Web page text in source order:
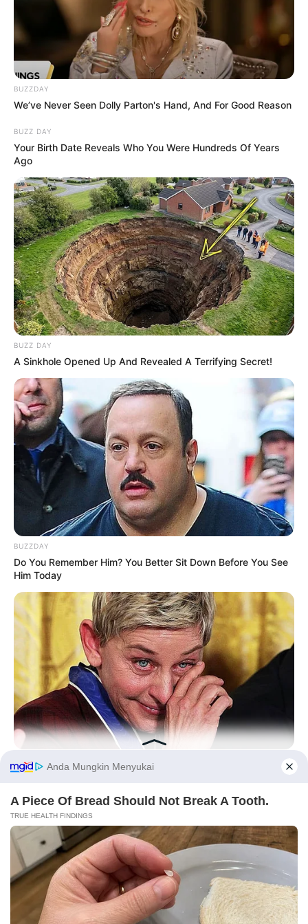
LIHAT ARTIKEL LAINNYA
BUZZDAY
We’ve Never Seen Dolly Parton's Hand, And For Good Reason
BUZZ DAY
Your Birth Date Reveals Who You Were Hundreds Of Years
Ago
BUZZ DAY
A Sinkhole Opened Up And Revealed A Terrifying Secret!
BUZZDAY
Do You Remember Him? You Better Sit Down Before You See
Him Today
Ellen DeGeneres Confirms Her New Partner